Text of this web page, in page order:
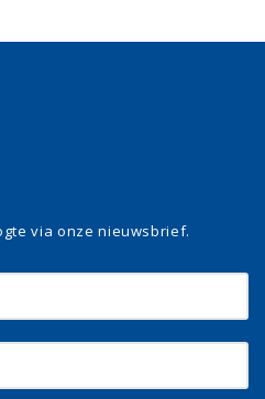
via onze nieuwsbrief.